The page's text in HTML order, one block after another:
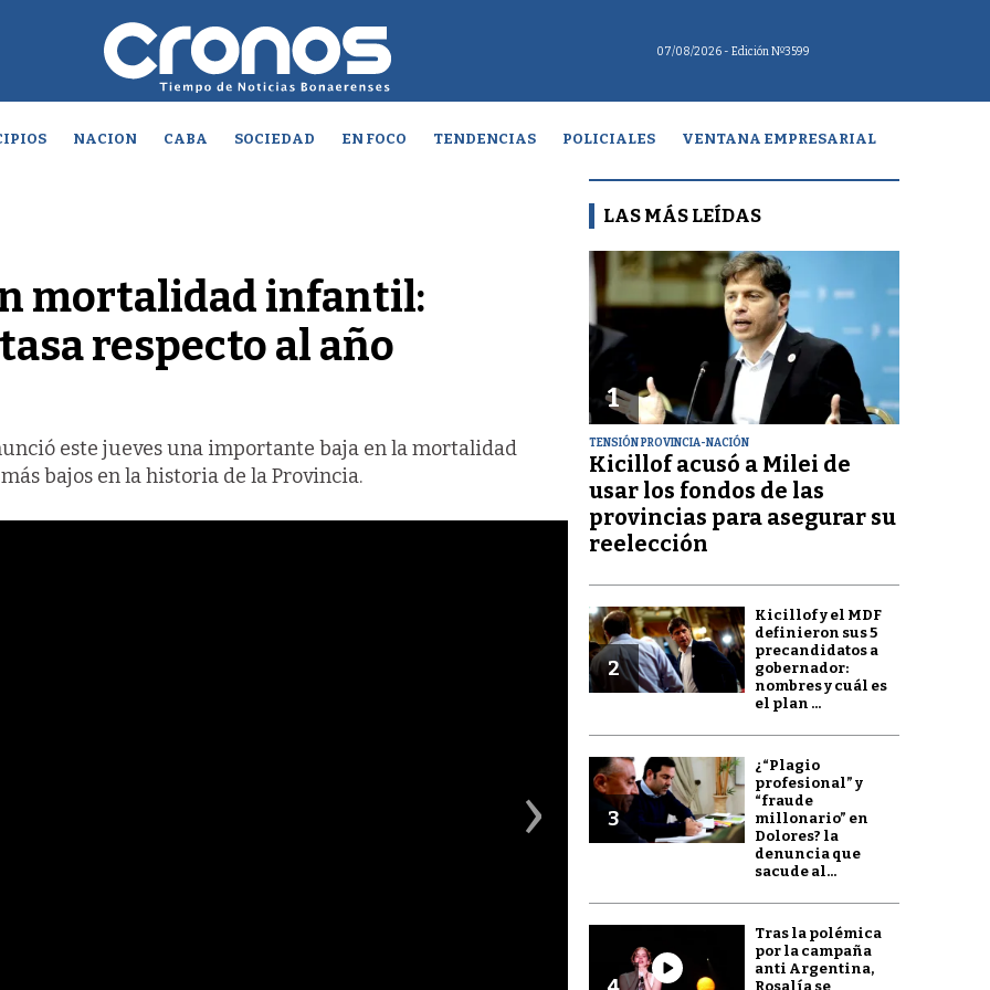
07/08/2026 - Edición Nº3599
NACION CABA SOCIEDAD EN FOCO TENDENCIAS POLICIALES VENTANA EMPRESARIAL
mortalidad infantil:
respecto al año
este jueves una importante baja en la mortalidad
bajos en la historia de la Provincia.
›
LAS MÁS LEÍDAS
1
TENSIÓN PROVINCIA-NACIÓN
Kicillof acusó a Milei de
usar los fondos de las
provincias para asegurar su
reelección
2
Kicillof y el MDF
definieron sus 5
precandidatos a
gobernador:
nombres y cuál es
el plan ...
3
¿“Plagio
profesional” y
“fraude
millonario” en
Dolores? la
denuncia que
sacude al...
Tras la polémica
por la campaña
anti Argentina,
Rosalía se